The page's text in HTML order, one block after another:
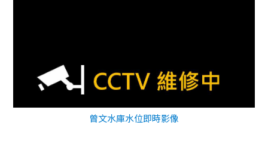
曾文水庫水位即時影像